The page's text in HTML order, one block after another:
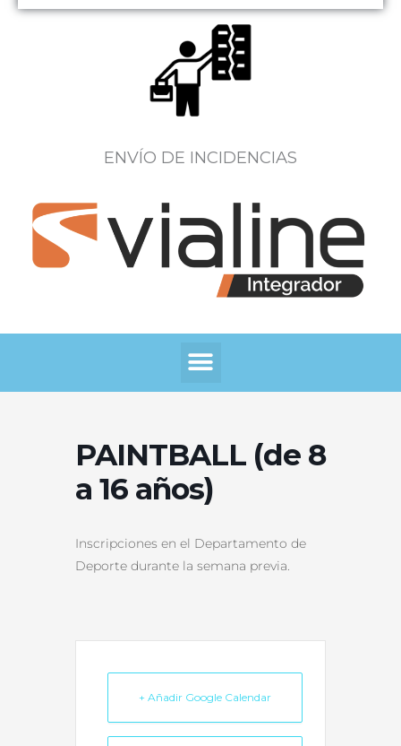
ENVÍO DE INCIDENCIAS
Menú
PAINTBALL (de 8
a 16 años)
Inscripciones en el Departamento de
Deporte durante la semana previa.
+ Añadir Google Calendar